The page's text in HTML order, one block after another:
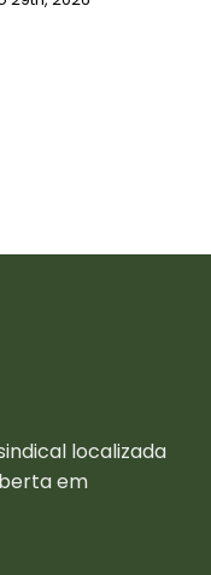
localizada
em